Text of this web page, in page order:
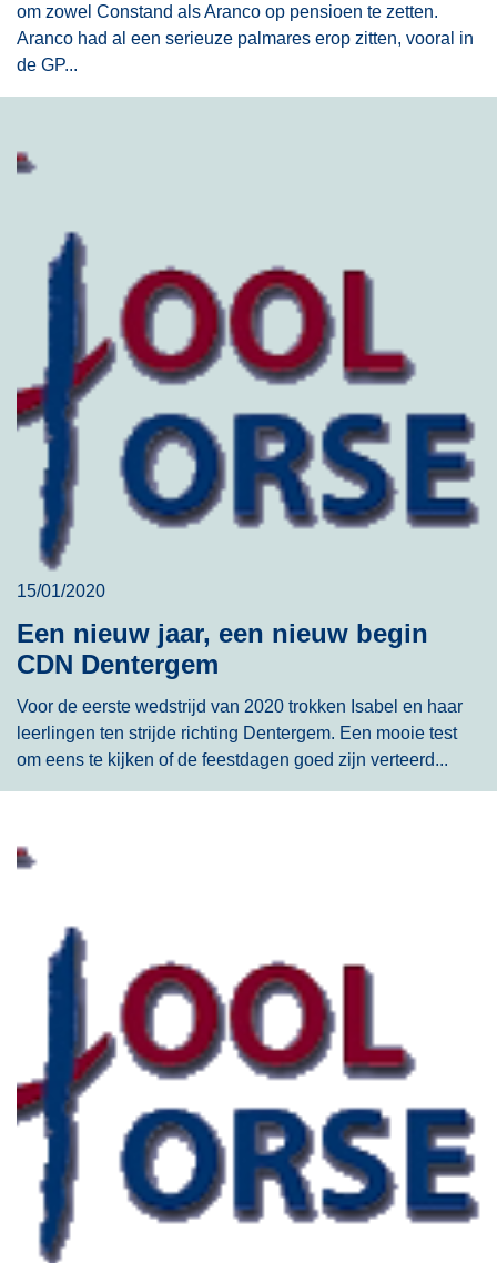
om zowel Constand als Aranco op pensioen te zetten.
Aranco had al een serieuze palmares erop zitten, vooral in
de GP...
15/01/2020
Een nieuw jaar, een nieuw begin
CDN Dentergem
Voor de eerste wedstrijd van 2020 trokken Isabel en haar
leerlingen ten strijde richting Dentergem. Een mooie test
om eens te kijken of de feestdagen goed zijn verteerd...